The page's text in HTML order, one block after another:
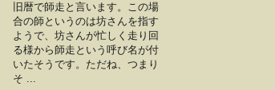
旧暦で師走と言います。この場
合の師というのは坊さんを指す
ようで、坊さんが忙しく走り回
る様から師走という呼び名が付
いたそうです。ただね、つまり
そ ...